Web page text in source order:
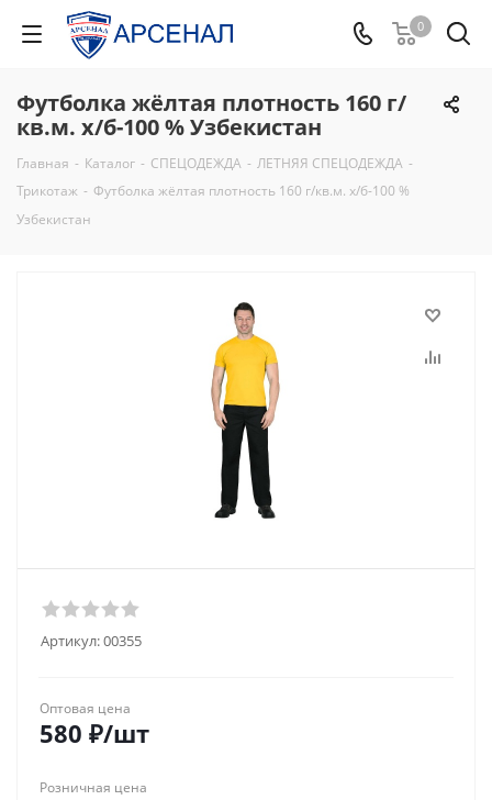
0
Футболка жёлтая плотность 160 г/
кв.м. х/б-100 % Узбекистан
Главная - Каталог - СПЕЦОДЕЖДА - ЛЕТНЯЯ СПЕЦОДЕЖДА -
Трикотаж - Футболка жёлтая плотность 160 г/кв.м. х/б-100 %
Узбекистан
Артикул:00355
Оптовая цена
580 ₽/шт
Розничная цена